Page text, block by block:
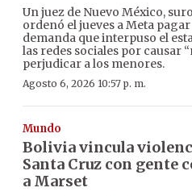
Un juez de Nuevo México,
ordenó el jueves a Meta
demanda que interpuso el
las redes sociales por causar
perjudicar a los menores.
Agosto 6, 2026 10:57 p. m.
Mundo
Bolivia vincula
Santa Cruz con gente
a Marset